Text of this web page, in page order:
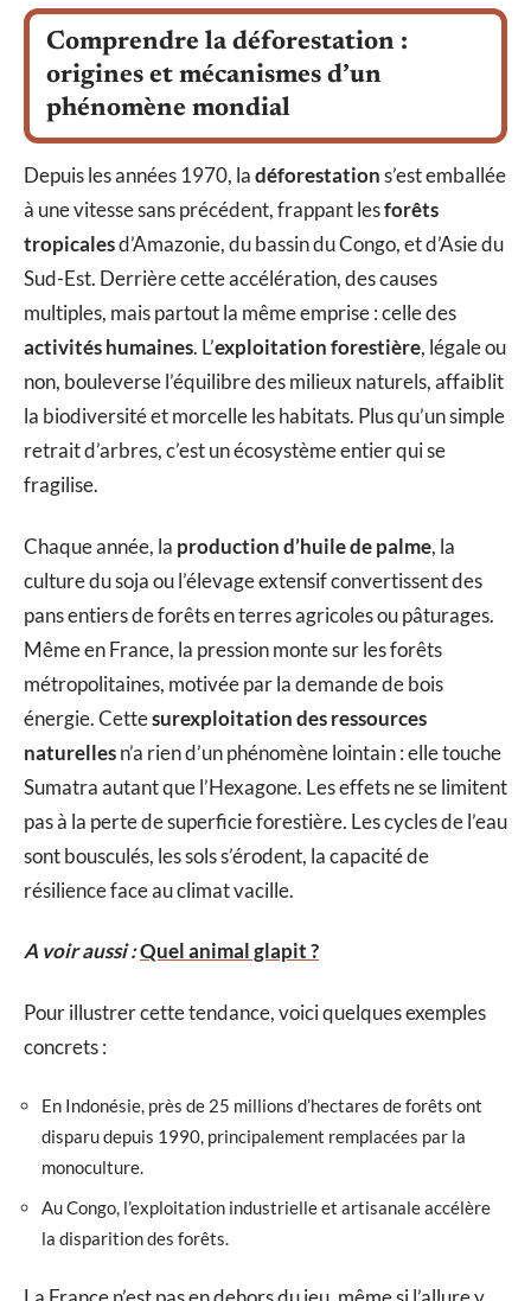
Comprendre la déforestation :
origines et mécanismes d’un
phénomène mondial
Depuis les années 1970, ladéforestations’est emballée
à une vitesse sans précédent, frappant lesforêts
tropicalesd’Amazonie, du bassin du Congo, et d’Asie du
Sud-Est. Derrière cette accélération, des causes
multiples, mais partout la même emprise : celle des
activités humaines. L’exploitation forestière, légale ou
non, bouleverse l’équilibre des milieux naturels, affaiblit
la biodiversité et morcelle les habitats. Plus qu’un simple
retrait d’arbres, c’est un écosystème entier qui se
fragilise.
Chaque année, la production d’huile de palme, la
culture du soja ou l’élevage extensif convertissent des
pans entiers de forêts en terres agricoles ou pâturages.
Même en France, la pression monte sur les forêts
métropolitaines, motivée par la demande de bois
énergie. Cettesurexploitation des ressources
naturellesn’a rien d’un phénomène lointain : elle touche
Sumatra autant que l’Hexagone. Les effets ne se limitent
pas à la perte de superficie forestière. Les cycles de l’eau
sont bousculés, les sols s’érodent, la capacité de
résilience face au climat vacille.
A voir aussi :Quel animal glapit ?
Pour illustrer cette tendance, voici quelques exemples
concrets :
En Indonésie, près de 25 millions d’hectares de forêts ont
disparu depuis 1990, principalement remplacées par la
monoculture.
Au Congo, l’exploitation industrielle et artisanale accélère
la disparition des forêts.